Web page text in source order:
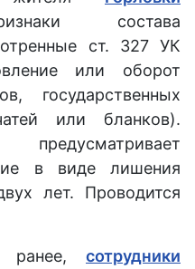
состава
ст. 327 УК
или оборот
государственных
или бланков).
в виде лишения
лет. Проводится
ранее, сотрудники